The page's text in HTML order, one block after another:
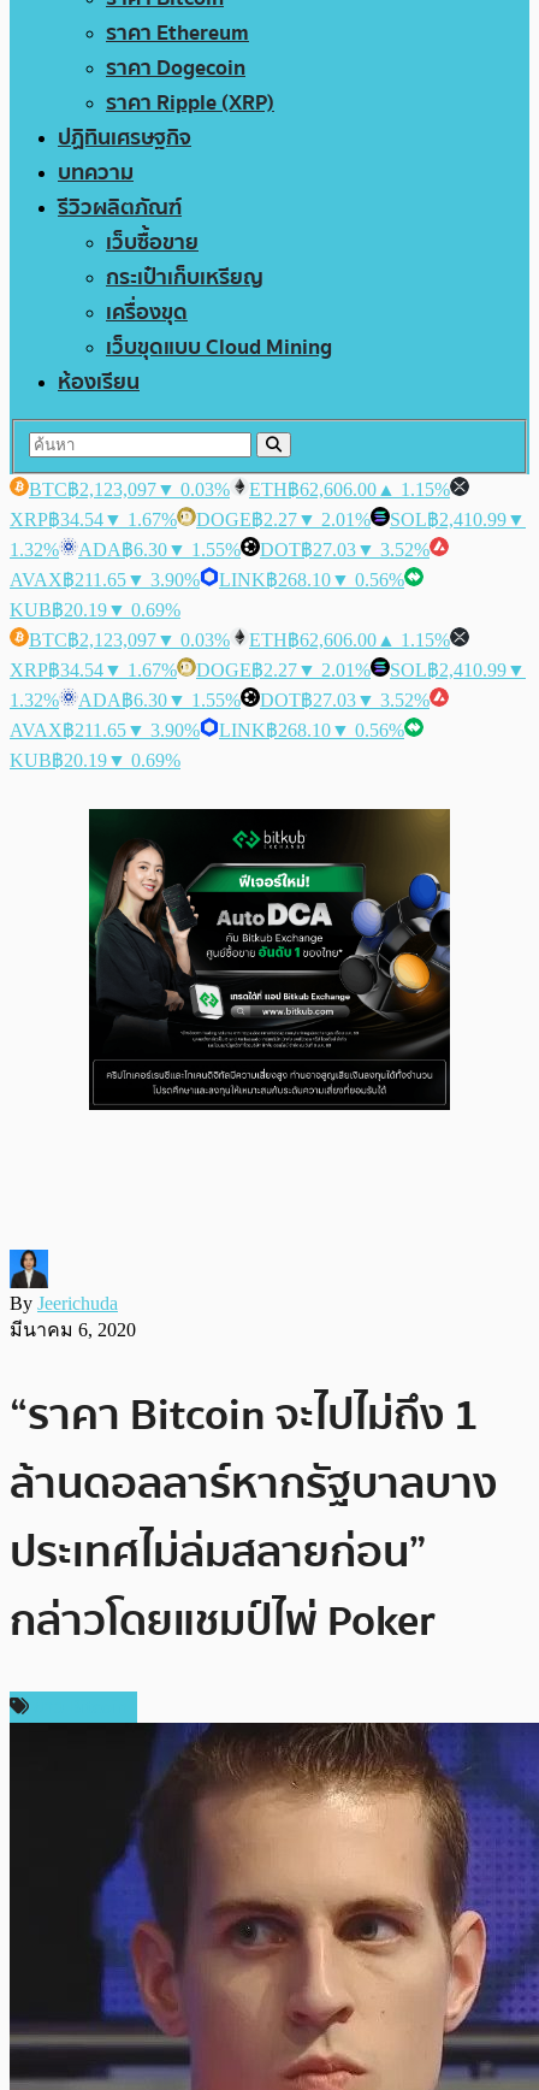
ราคา Ethereum
ราคา Dogecoin
ราคา Ripple (XRP)
ปฏิทินเศรษฐกิจ
บทความ
รีวิวผลิตภัณฑ์
เว็บซื้อขาย
กระเป๋าเก็บเหรียญ
เครื่องขุด
เว็บขุดแบบ Cloud Mining
ห้องเรียน
BTC฿2,123,097▼ 0.03% ETH฿62,606.00 ▲ 1.15%
XRP฿34.54▼ 1.67% DOGE฿2.27▼ 2.01% SOL฿2,410.99▼
1.32%
ADA฿6.30▼ 1.55% DOT฿27.03▼ 3.52%
AVAX฿211.65▼ 3.90% LINK฿268.10▼ 0.56%
KUB฿20.19▼ 0.69%
BTC฿2,123,097▼ 0.03% ETH฿62,606.00 ▲ 1.15%
XRP฿34.54▼ 1.67% DOGE฿2.27▼ 2.01% SOL฿2,410.99▼
1.32%
ADA฿6.30▼ 1.55% DOT฿27.03▼ 3.52%
AVAX฿211.65▼ 3.90% LINK฿268.10▼ 0.56%
KUB฿20.19▼ 0.69%
By Jeerichuda
มีนาคม 6, 2020
“ราคา Bitcoin จะไปไม่ถึง 1
ล้านดอลลาร์หากรัฐบาลบาง
ประเทศไม่ล่มสลายก่อน”
กล่าวโดยแชมป์ไพ่ Poker